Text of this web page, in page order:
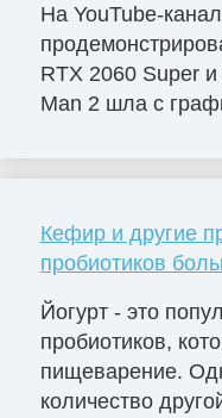
На YouTube-
RTX 2060 Super
Man 2 шла с
Кефир и другие
пробиотиков
Йогурт - это
пробиотиков,
пищеварение.
количество